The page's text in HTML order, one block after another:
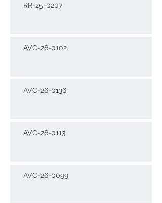
RR-25-0207
AVC-26-0102
AVC-26-0136
AVC-26-0113
AVC-26-0099